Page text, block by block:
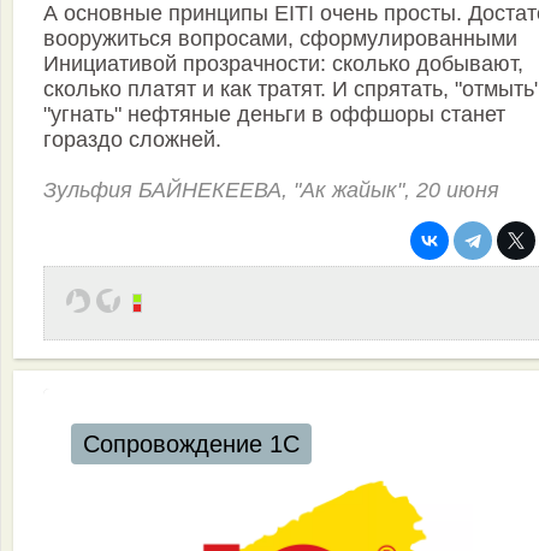
А основные принципы EITI очень просты.
вооружиться вопросами, сформулированными
Инициативой прозрачности: сколько добывают,
сколько платят и как тратят. И спрятать,
"угнать" нефтяные деньги в оффшоры станет
гораздо сложней.
Зульфия БАЙНЕКЕЕВА, "Ак жайык", 20 июня
Сопровождение 1С